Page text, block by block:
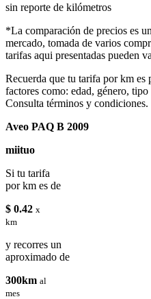
sin reporte de kilómetros
*La comparación de precios es
mercado, tomada de varios
tarifas aqui presentadas pueden
Recuerda que tu tarifa por km es
factores como: edad, género,
Consulta términos y condiciones.
Aveo PAQ B 2009
miituo
Si tu tarifa
por km es de
$ 0.42 x
km
y recorres un
aproximado de
300km al
mes